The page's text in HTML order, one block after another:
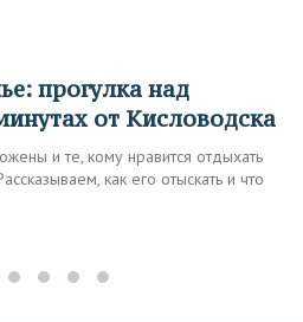
от Кисловодска
и те, кому нравится отдыхать
как его отыскать и что